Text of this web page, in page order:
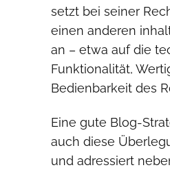
setzt bei seiner
einen anderen
an – etwa auf die
Funktionalität,
Bedienbarkeit des
Eine gute Blog-
auch diese
und adressiert